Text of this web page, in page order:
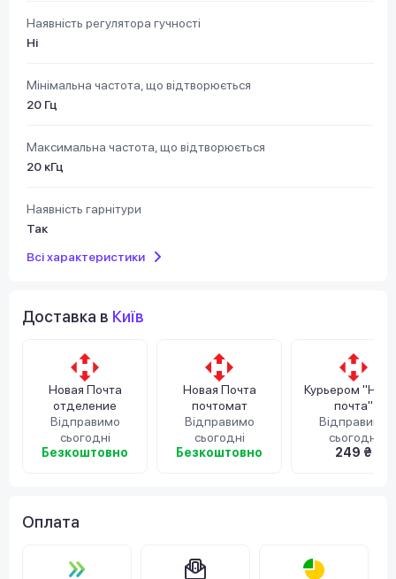
Наявність регулятора гучності
Ні
Мінімальна частота, що відтворюється
20 Гц
Максимальна частота, що відтворюється
20 кГц
Наявність гарнітури
Так
Всі характеристики
Доставка в Київ
Новая Почта
отделение
Відправимо
сьогодні
Безкоштовно
Новая Почта
почтомат
Відправимо
сьогодні
Безкоштовно
Курьером
почта"
Відправимо
сьогодні
249 ₴
Оплата